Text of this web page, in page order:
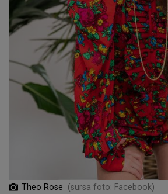
Theo Rose (sursa foto: Facebook)